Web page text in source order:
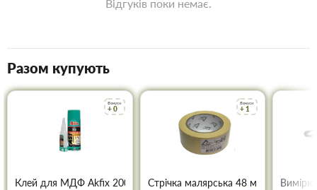
Відгуків поки немає.
Разом купують
Бонуси
+ 0
Клей для МДФ Akfix 200 мл+50 мл
Бонуси
+ 1
Стрічка малярська 48 мм * 50м